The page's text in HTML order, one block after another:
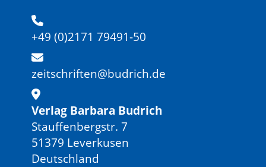
+49 (0)2171 79491-50
zeitschriften@budrich.de
Verlag Barbara Budrich
Stauffenbergstr. 7
51379 Leverkusen
Deutschland